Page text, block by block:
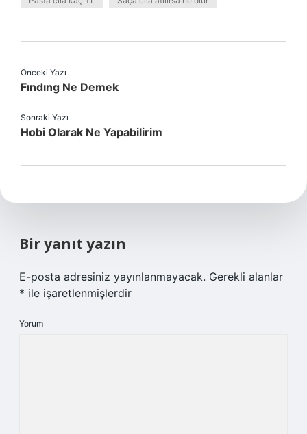
Önceki Yazı
Fındıng Ne Demek
Sonraki Yazı
Hobi Olarak Ne Yapabilirim
Bir yanıt yazın
E-posta adresiniz yayınlanmayacak. Gerekli alanlar
* ile işaretlenmişlerdir
Yorum